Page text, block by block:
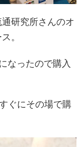
研究所さんのオ
。
なったので購入
ぐにその場で購